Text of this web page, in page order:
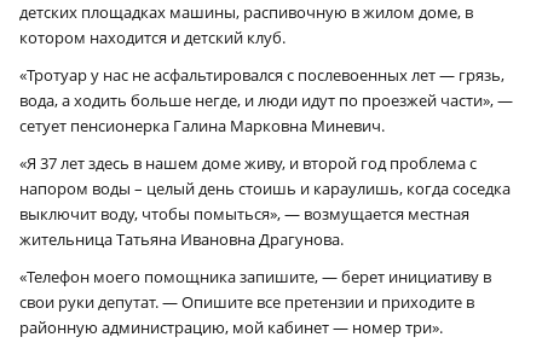
детских площадках машины, распивочную в жилом доме, в
котором находится и детский клуб.
«Тротуар у нас не асфальтировался с послевоенных лет — грязь,
вода, а ходить больше негде, и люди идут по проезжей части», —
сетует пенсионерка Галина Марковна Миневич.
«Я 37 лет здесь в нашем доме живу, и второй год проблема с
напором воды – целый день стоишь и караулишь, когда соседка
выключит воду, чтобы помыться», — возмущается местная
жительница Татьяна Ивановна Драгунова.
«Телефон моего помощника запишите, — берет инициативу в
свои руки депутат. — Опишите все претензии и приходите в
районную администрацию, мой кабинет — номер три».